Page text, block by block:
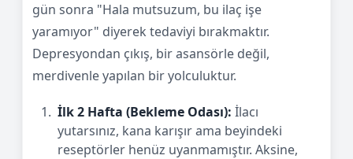
gün sonra "Hala mutsuzum, bu ilaç işe
yaramıyor" diyerek tedaviyi bırakmaktır.
Depresyondan çıkış, bir asansörle değil,
merdivenle yapılan bir yolculuktur.
İlk 2 Hafta (Bekleme Odası): İlacı
yutarsınız, kana karışır ama beyindeki
reseptörler henüz uyanmamıştır. Aksine,